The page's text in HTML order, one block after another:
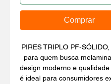
Comprar
PIRES TRIPLO PF-
para quem busca
design moderno e qualidade
é ideal para consumidores